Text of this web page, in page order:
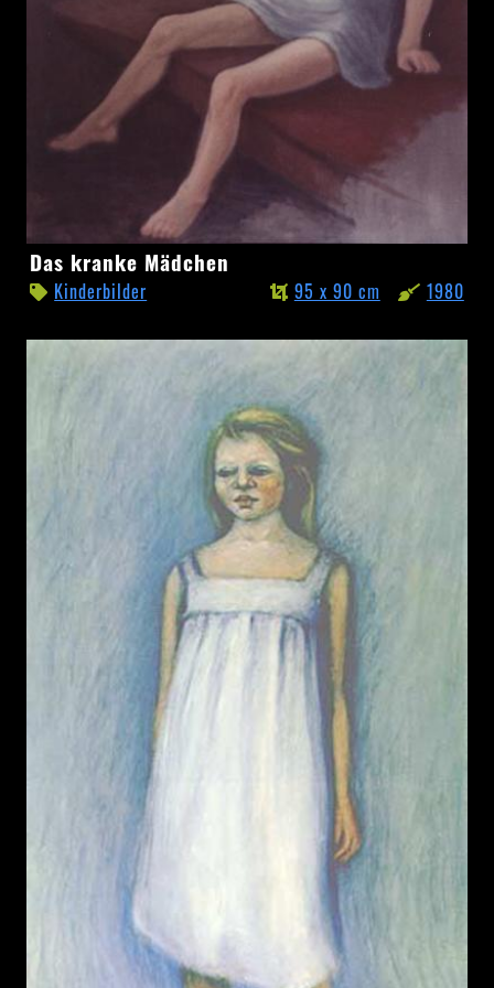
Das
kranke
Mädchen
Das kranke Mädchen
Kinderbilder 1980
95 x 90 cm